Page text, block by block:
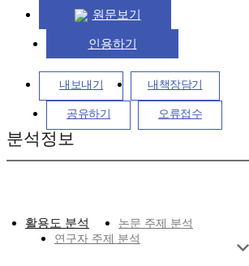
원문보기
인용하기
내보내기 내책장담기
공유하기 오류접수
분석정보
활용도 분석
논문 주제 분석
연구자 주제 분석